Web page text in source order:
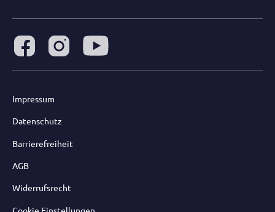
Impressum
Datenschutz
Barrierefreiheit
AGB
Widerrufsrecht